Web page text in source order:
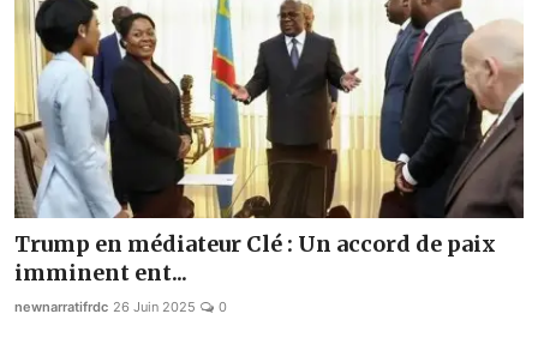
Infrastructures
Coopération
Environnement
Trump en médiateur Clé : Un accord de paix
imminent ent...
newnarratifrdc 26 Juin 2025 0